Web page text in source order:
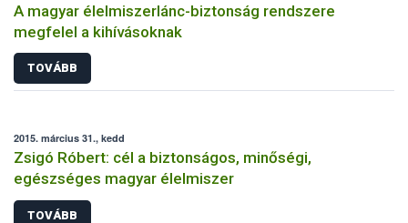
A magyar élelmiszerlánc-biztonság rendszere
megfelel a kihívásoknak
TOVÁBB
2015. március 31., kedd
Zsigó Róbert: cél a biztonságos, minőségi,
egészséges magyar élelmiszer
TOVÁBB